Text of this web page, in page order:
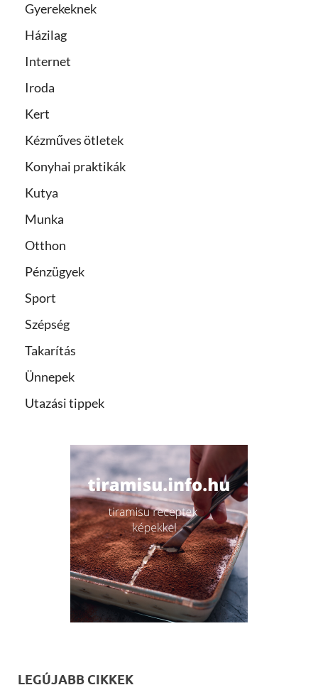
Gyerekeknek
Házilag
Internet
Iroda
Kert
Kézműves ötletek
Konyhai praktikák
Kutya
Munka
Otthon
Pénzügyek
Sport
Szépség
Takarítás
Ünnepek
Utazási tippek
LEGÚJABB CIKKEK